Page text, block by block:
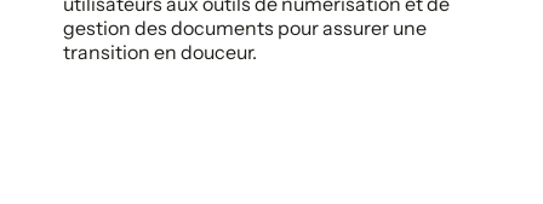
gestion des documents pour assurer une
transition en douceur.